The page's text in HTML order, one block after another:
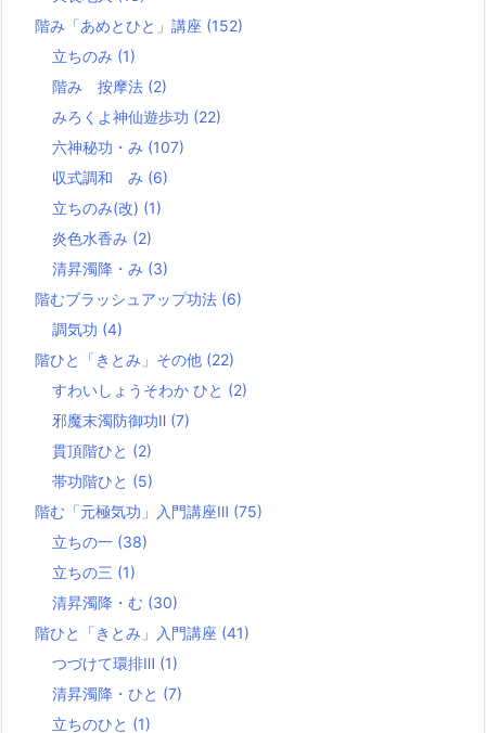
階み「あめとひと」講座 (152)
立ちのみ (1)
階み 按摩法 (2)
みろくよ神仙遊歩功 (22)
六神秘功・み (107)
収式調和 み (6)
立ちのみ(改) (1)
炎色水香み (2)
清昇濁降・み (3)
階むブラッシュアップ功法 (6)
調気功 (4)
階ひと「きとみ」その他 (22)
すわいしょうそわか ひと (2)
邪魔末濁防御功Ⅱ (7)
貫頂階ひと (2)
帯功階ひと (5)
階む「元極気功」入門講座Ⅲ (75)
立ちの一 (38)
立ちの三 (1)
清昇濁降・む (30)
階ひと「きとみ」入門講座 (41)
つづけて環排Ⅲ (1)
清昇濁降・ひと (7)
立ちのひと (1)